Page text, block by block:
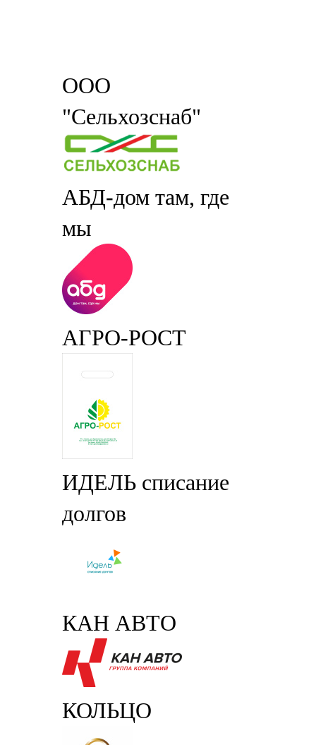
ООО
"Сельхозснаб"
АБД-дом там, где
мы
АГРО-РОСТ
ИДЕЛЬ списание
долгов
КАН АВТО
КОЛЬЦО